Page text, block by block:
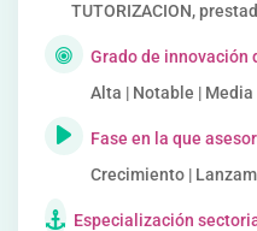
TUTORIZACION,
Grado de innovación
Alta | Notable | Media
Fase en la que
Crecimiento |
Especialización